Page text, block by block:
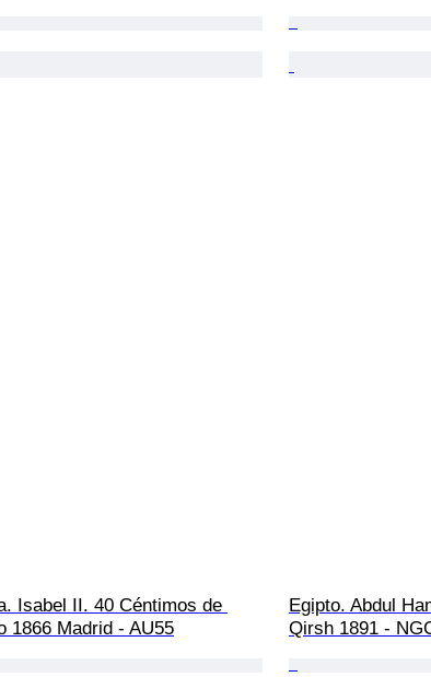
Isabel II. 40 Céntimos de
1866 Madrid - AU55
Egipto. Abdul
Qirsh 1891 -